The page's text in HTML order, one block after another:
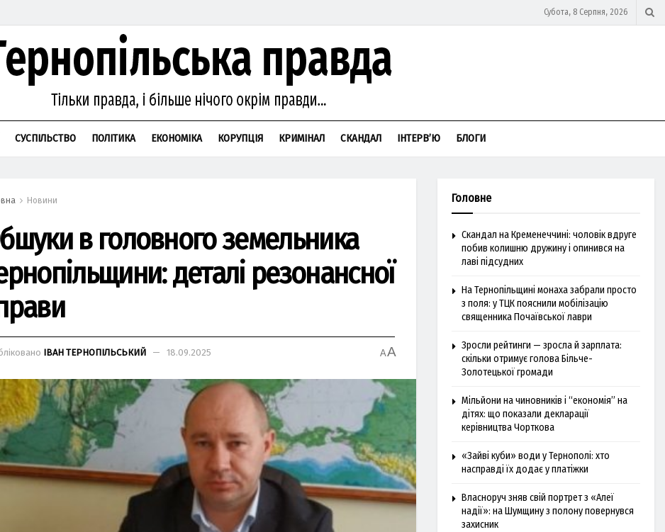
Субота, 8 Серпня, 2026
СУСПІЛЬСТВО ПОЛІТИКА ЕКОНОМІКА КОРУПЦІЯ КРИМІНАЛ СКАНДАЛ ІНТЕРВ’Ю БЛОГИ
Новини
в головного земельника
деталі резонансної
ІВАН ТЕРНОПІЛЬСЬКИЙ 18.09.2025 AA
Головне
Скандал на Кременеччині: чоловік вдруге
побив колишню дружину і опинився на
лаві підсудних
На Тернопільщині монаха забрали просто
з поля: у ТЦК пояснили мобілізацію
священника Почаївської лаври
Зросли рейтинги — зросла й зарплата:
скільки отримує голова Більче-
Золотецької громади
Мільйони на чиновників і “економія” на
дітях: що показали декларації
керівництва Чорткова
«Зайві куби» води у Тернополі: хто
насправді їх додає у платіжки
Власноруч зняв свій портрет з «Алеї
надії»: на Шумщину з полону повернувся
захисник